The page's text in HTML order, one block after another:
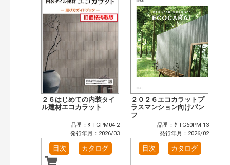
２６はじめての内装タイ
ル建材エコカラット
品番：ﾀ-TGPM04-2
発行年月：2026/03
目次 カタログ
２０２６エコカラットプ
ラスマンション向けパン
フ
品番：ﾀ-TG60PM-13
発行年月：2026/02
目次 カタログ